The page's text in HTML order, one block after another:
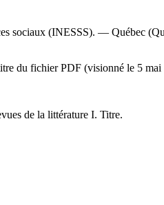
sociaux (INESSS). — Québec
du fichier PDF (visionné le 5
de la littérature I. Titre.